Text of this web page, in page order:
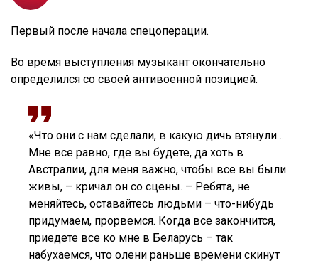
Первый после начала спецоперации.
Во время выступления музыкант окончательно
определился со своей антивоенной позицией.
«Что они с нам сделали, в какую дичь втянули…
Мне все равно, где вы будете, да хоть в
Австралии, для меня важно, чтобы все вы были
живы, – кричал он со сцены. – Ребята, не
меняйтесь, оставайтесь людьми – что-нибудь
придумаем, прорвемся. Когда все закончится,
приедете все ко мне в Беларусь – так
набухаемся, что олени раньше времени скинут